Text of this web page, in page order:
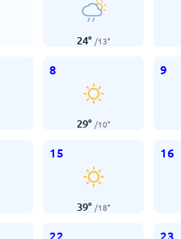
24° /13°
8
29° /10°
9
15
39° /18°
16
22 23